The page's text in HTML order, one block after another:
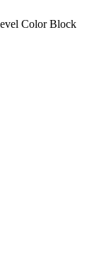
Color Block